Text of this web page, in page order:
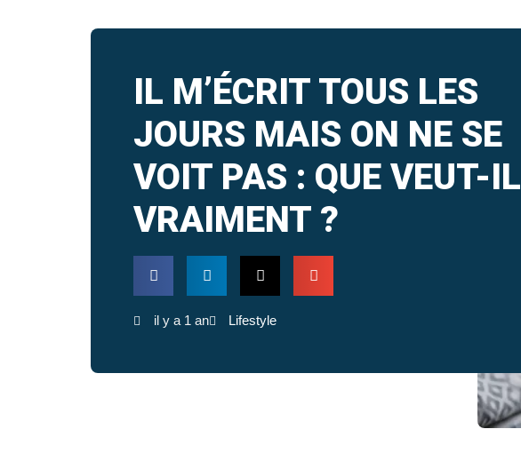
IL M’ÉCRIT TOUS LES
JOURS MAIS ON NE SE
VOIT PAS : QUE VEUT-IL
VRAIMENT ?
il y a 1 an Lifestyle